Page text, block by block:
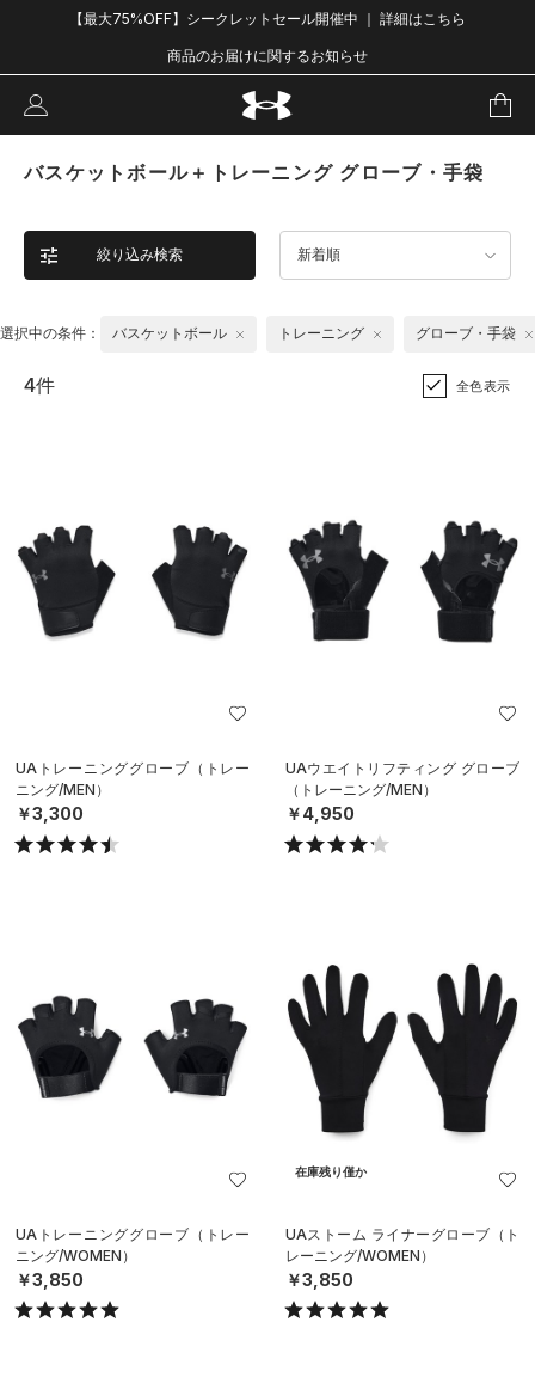
【最大75%OFF】シークレットセール開催中 ｜ 詳細はこちら
商品のお届けに関するお知らせ
バスケットボール＋トレーニング グローブ・手袋
絞り込み検索 新着順
選択中の条件： バスケットボール トレーニング グローブ・手袋
4件 全色表示
UAトレーニンググローブ（トレー
ニング/MEN）
￥3,300
UAウエイトリフティング グローブ
（トレーニング/MEN）
￥4,950
UAトレーニンググローブ（トレー
ニング/WOMEN）
￥3,850
在庫残り僅か
UAストーム ライナーグローブ（ト
レーニング/WOMEN）
￥3,850